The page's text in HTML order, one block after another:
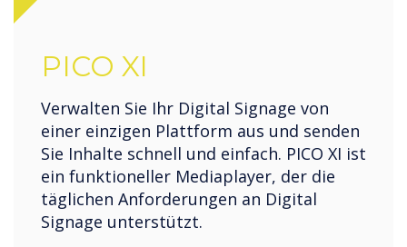
PICO XI
Verwalten Sie Ihr Digital Signage von
einer einzigen Plattform aus und senden
Sie Inhalte schnell und einfach. PICO XI ist
ein funktioneller Mediaplayer, der die
täglichen Anforderungen an Digital
Signage unterstützt.